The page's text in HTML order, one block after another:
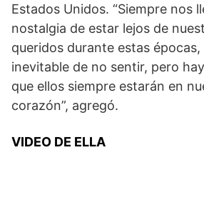
Estados Unidos. “Siempre nos
nostalgia de estar lejos de
queridos durante estas épocas,
inevitable de no sentir, pero
que ellos siempre estarán en
corazón”, agregó.
VIDEO DE ELLA